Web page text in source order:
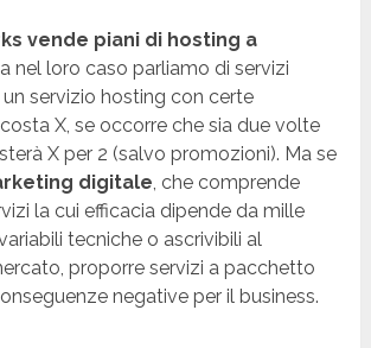
vende piani di hosting a
nel loro caso parliamo di servizi
un servizio hosting con certe
X, se occorre che sia due volte
X per 2 (salvo promozioni). Ma se
digitale , che comprende
la cui efficacia dipende da mille
tecniche o ascrivibili al
proporre servizi a pacchetto
negative per il business.